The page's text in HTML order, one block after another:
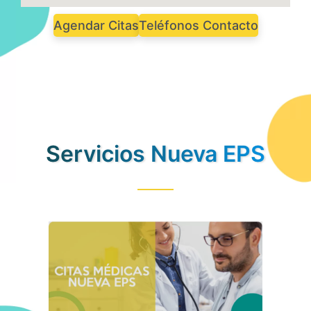
Agendar CitasTeléfonos Contacto
Servicios Nueva EPS